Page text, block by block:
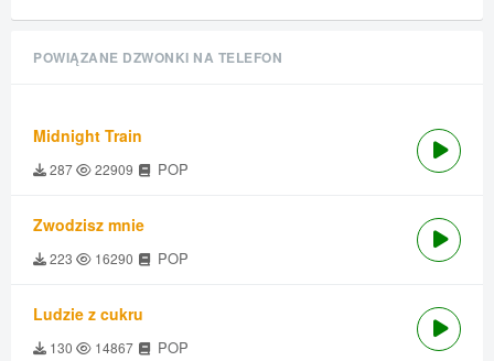
POWIĄZANE DZWONKI NA TELEFON
Midnight Train
287 22909 POP
Zwodzisz mnie
223 16290 POP
Ludzie z cukru
130 14867 POP